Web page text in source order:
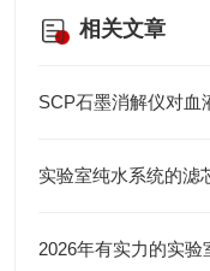
相关文章
SCP石墨消解仪对血
实验室纯水系统的滤
2026年有实力的实